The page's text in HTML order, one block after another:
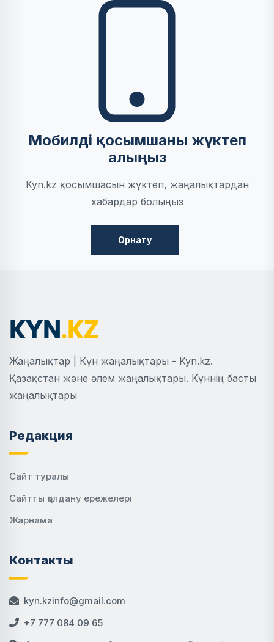
Мобилді қосымшаны жүктеп
алыңыз
Kyn.kz қосымшасын жүктеп, жаңалықтардан
хабардар болыңыз
Орнату
Жаңалықтар | Күн жаңалықтары - Kyn.kz.
Қазақстан және әлем жаңалықтары. Күннің басты
жаңалықтары
Редакция
Сайт туралы
Сайтты қолдану ережелері
Жарнама
Контакты
kyn.kzinfo@gmail.com
+7 777 084 09 65